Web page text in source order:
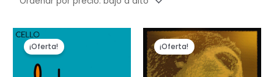
¡Oferta!
precio
original
$122.00.
¡Oferta!
El
precio
original
era:
$23.00.
El
precio
actual
es:
$17.30.